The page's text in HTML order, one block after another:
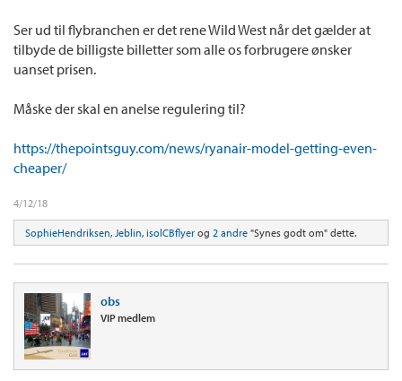
Ser ud til flybranchen er det rene Wild West når det gælder at
tilbyde de billigste billetter som alle os forbrugere ønsker
uanset prisen.
Måske der skal en anelse regulering til?
https://thepointsguy.com/news/ryanair-model-getting-even-
cheaper/
4/12/18
SophieHendriksen, Jeblin, isolCBflyer og 2 andre "Synes godt om" dette.
obs
VIP medlem